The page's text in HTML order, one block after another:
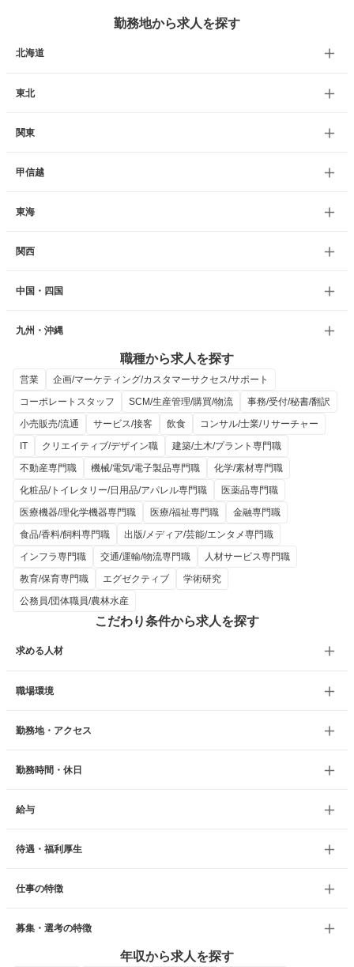
勤務地から求人を探す
北海道
東北
関東
甲信越
東海
関西
中国・四国
九州・沖縄
職種から求人を探す
営業
企画/マーケティング/カスタマーサクセス/サポート
コーポレートスタッフ
SCM/生産管理/購買/物流
事務/受付/秘書/翻訳
小売販売/流通
サービス/接客 飲食
コンサル/士業/リサーチャー
IT
クリエイティブ/デザイン職
建築/土木/プラント専門職
不動産専門職
機械/電気/電子製品専門職
化学/素材専門職
化粧品/トイレタリー/日用品/アパレル専門職
医薬品専門職
医療機器/理化学機器専門職
医療/福祉専門職
金融専門職
食品/香料/飼料専門職
出版/メディア/芸能/エンタメ専門職
インフラ専門職
交通/運輸/物流専門職
人材サービス専門職
教育/保育専門職
エグゼクティブ
学術研究
公務員/団体職員/農林水産
こだわり条件から求人を探す
求める人材
職場環境
勤務地・アクセス
勤務時間・休日
給与
待遇・福利厚生
仕事の特徴
募集・選考の特徴
年収から求人を探す